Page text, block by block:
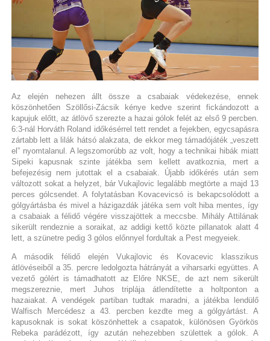
Az elején nehezen állt össze a csabaiak védekezése, ennek
köszönhetően Szöllősi-Zácsik kénye kedve szerint fickándozott a
kapujuk előtt, az átlövő szerezte a hazai gólok felét az első 9 percben.
6:3-nál Horváth Roland időkésérrel tett rendet a fejekben, egycsapásra
zártabb lett a lilák hátsó alakzata, de ekkor meg támadójáték „veszett
el” nyomtalanul. A legszomorúbb az volt, hogy a technikai hibák miatt
Sipeki kapusnak szinte játékba sem kellett avatkoznia, mert a
befejezésig nem jutottak el a csabaiak. Újabb időkérés után sem
változott sokat a helyzet, bár Vukajlovic legalább megtörte a majd 13
perces gólcsendet. A folytatásban Kovacevicsó is bekapcsolódott a
gólgyártásba és mivel a házigazdák játéka sem volt hiba mentes, így
a csabaiak a félidő végére visszajöttek a meccsbe. Mihály Attilának
sikerült rendeznie a soraikat, az addigi kettő közte pillanatok alatt 4
lett, a szünetre pedig 3 gólos előnnyel fordultak a Pest megyeiek.
A második félidő elején Vukajlovic és Kovacevic klasszikus
átlövéseiből a 35. percre ledolgozta hátrányát a viharsarki együttes. A
vezető gólért is támadhatott az Előre NKSE, de azt nem sikerült
megszereznie, mert Juhos triplája átlendítette a holtponton a
hazaiakat. A vendégek partiban tudtak maradni, a játékba lendülő
Walfisch Mercédesz a 43. percben kezdte meg a gólgyártást. A
kapusoknak is sokat köszönhettek a csapatok, különösen Györkös
Rebeka parádézott, így azután nehezebben születtek a gólok. A